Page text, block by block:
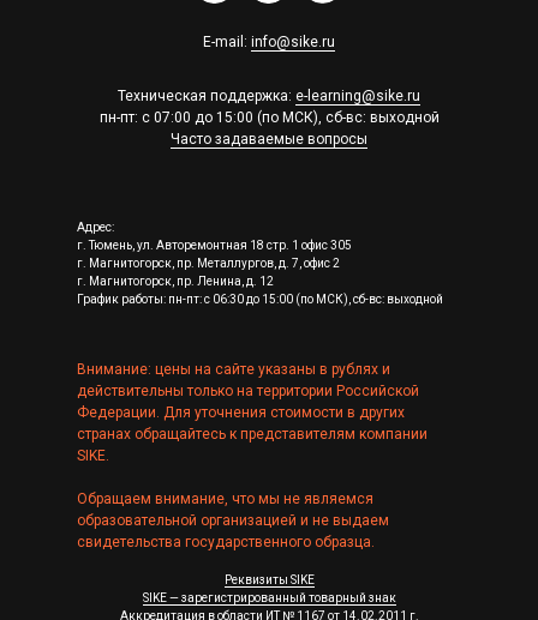
E-mail: info@sike.ru
Адрес:
г. Тюмень, ул. Авторемонтная 18 стр. 1 офис 305
г. Магнитогорск, пр. Металлургов, д. 7, офис 2
г. Магнитогорск, пр. Ленина, д. 12
График работы: пн-пт: с 06:30 до 15:00 (по МСК), сб-вс: выходной
Реквизиты SIKE
SIKE — зарегистрированный товарный знак
Аккредитация в области ИТ № 1167 от 14.02.2011 г.
Техническая поддержка: e-learning@sike.ru
пн-пт: с 07:00 до 15:00 (по МСК), сб-вс: выходной
Часто задаваемые вопросы
Внимание: цены на сайте указаны в рублях и
действительны только на территории Российской
Федерации. Для уточнения стоимости в других
странах обращайтесь к представителям компании
SIKE.
Обращаем внимание, что мы не являемся
образовательной организацией и не выдаем
свидетельства государственного образца.